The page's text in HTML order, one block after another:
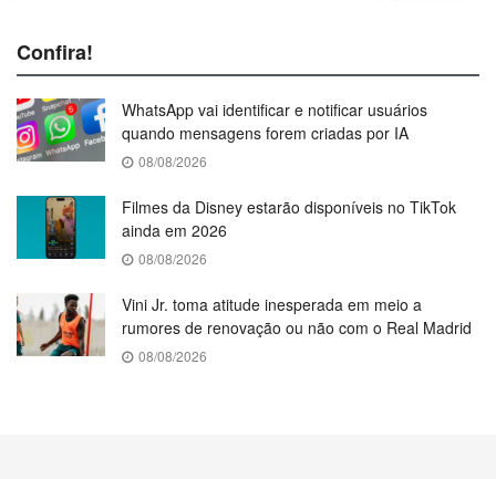
Confira!
WhatsApp vai identificar e notificar usuários
quando mensagens forem criadas por IA
08/08/2026
Filmes da Disney estarão disponíveis no TikTok
ainda em 2026
08/08/2026
Vini Jr. toma atitude inesperada em meio a
rumores de renovação ou não com o Real Madrid
08/08/2026